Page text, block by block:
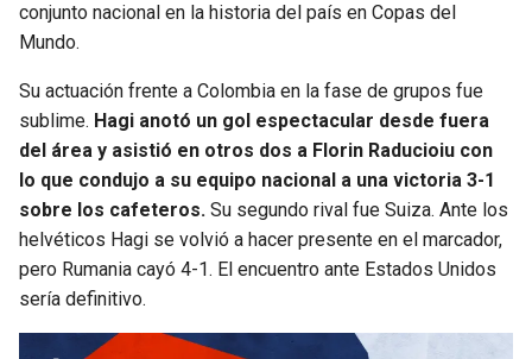
conjunto nacional en la historia del país en Copas del
Mundo.
Su actuación frente a Colombia en la fase de grupos fue
sublime. Hagi anotó un gol espectacular desde fuera
del área y asistió en otros dos a Florin Raducioiu con
lo que condujo a su equipo nacional a una victoria 3-1
sobre los cafeteros. Su segundo rival fue Suiza. Ante los
helvéticos Hagi se volvió a hacer presente en el marcador,
pero Rumania cayó 4-1. El encuentro ante Estados Unidos
sería definitivo.